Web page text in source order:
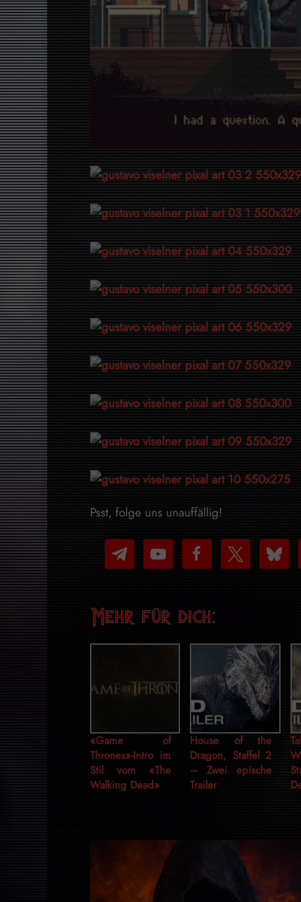
Psst, folge uns unauffällig!
telegram
youtube-
play
facebook bluesky
Mehr für dich:
«Game of
Thrones»-Intro im
Stil vom «The
Walking Dead»
House of the
Dragon, Staffel 2
– Zwei epische
Trailer